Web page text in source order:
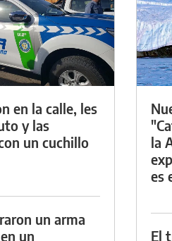
en la calle, les
y las
un cuchillo
un arma
un
la
es
El